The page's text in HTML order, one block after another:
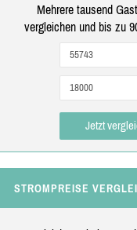
Mehrere tausend
vergleichen und bis zu
Jetzt
STROMPREISE